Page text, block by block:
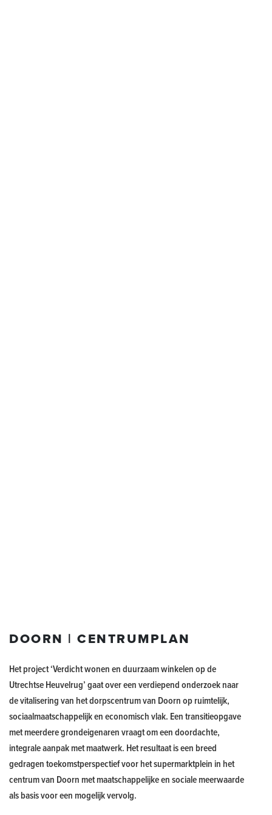
DOORN | CENTRUMPLAN
Het project ‘Verdicht wonen en duurzaam winkelen op de
Utrechtse Heuvelrug’ gaat over een verdiepend onderzoek naar
de vitalisering van het dorpscentrum van Doorn op ruimtelijk,
sociaalmaatschappelijk en economisch vlak. Een transitieopgave
met meerdere grondeigenaren vraagt om een doordachte,
integrale aanpak met maatwerk. Het resultaat is een breed
gedragen toekomstperspectief voor het supermarktplein in het
centrum van Doorn met maatschappelijke en sociale meerwaarde
als basis voor een mogelijk vervolg.